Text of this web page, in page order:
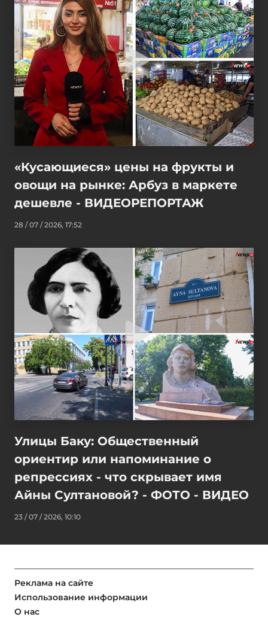
«Кусающиеся» цены на фрукты и
овощи на рынке: Арбуз в маркете
дешевле - ВИДЕОРЕПОРТАЖ
28 / 07 / 2026, 17:52
Улицы Баку: Общественный
ориентир или напоминание о
репрессиях - что скрывает имя
Айны Султановой? - ФОТО - ВИДЕО
23 / 07 / 2026, 10:10
Реклама на сайте
Использование информации
О нас